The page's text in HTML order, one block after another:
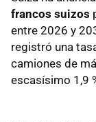
francos suizos
entre 2026 y
registró una
camiones de
escasísimo 1,9